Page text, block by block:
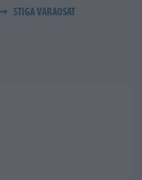
STIGA VARAOSAT